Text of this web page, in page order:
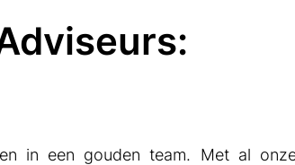
in een gouden team. Met al